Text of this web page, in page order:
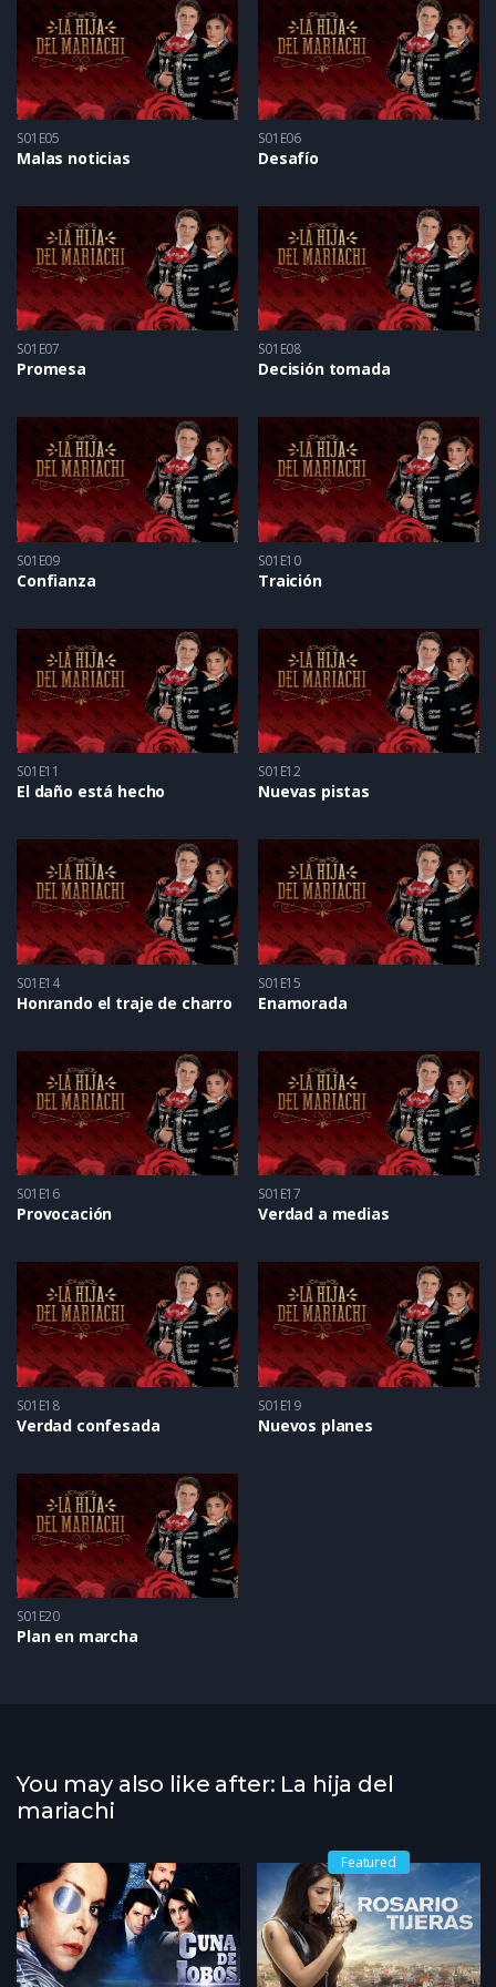
S01E05
Malas noticias
S01E06
Desafío
S01E07
Promesa
S01E08
Decisión tomada
S01E09
Confianza
S01E10
Traición
S01E11
El daño está hecho
S01E12
Nuevas pistas
S01E14
Honrando el traje de charro
S01E15
Enamorada
S01E16
Provocación
S01E17
Verdad a medias
S01E18
Verdad confesada
S01E19
Nuevos planes
S01E20
Plan en marcha
You may also like after: La hija del
mariachi
Featured